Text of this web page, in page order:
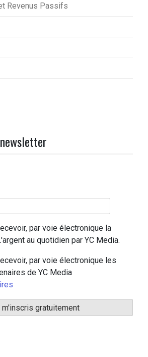
Revenus Passifs
par voie électronique la
au quotidien par YC Media.
par voie électronique les
de YC Media